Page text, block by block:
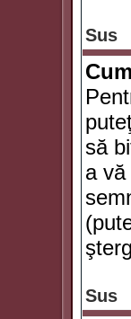
Sus
să
a
Sus